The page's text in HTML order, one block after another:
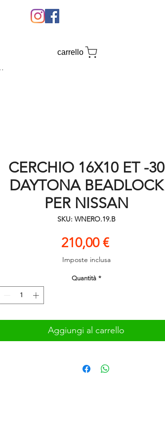
carrello
CERCHIO 16X10 ET -30
DAYTONA BEADLOCK
PER NISSAN
SKU: WNERO.19.B
210,00 €Prezzo
Imposte inclusa
Quantità *
Aggiungi al carrello